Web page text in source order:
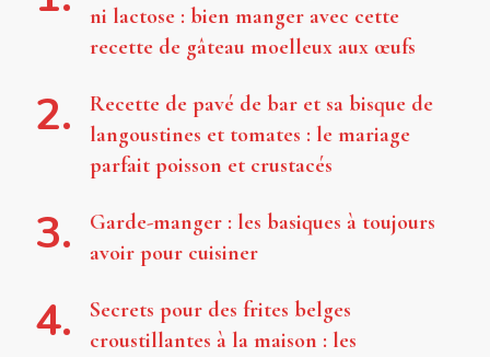
ni lactose : bien manger avec cette
recette de gâteau moelleux aux œufs
Recette de pavé de bar et sa bisque de
langoustines et tomates : le mariage
parfait poisson et crustacés
Garde-manger : les basiques à toujours
avoir pour cuisiner
Secrets pour des frites belges
croustillantes à la maison : les